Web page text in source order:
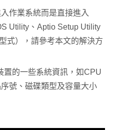
作業系統而是直接進入
Utility、Aptio Setup Utility
式），請參考本文的解決方
置的一些系統資訊，如CPU
號、磁碟類型及容量大小